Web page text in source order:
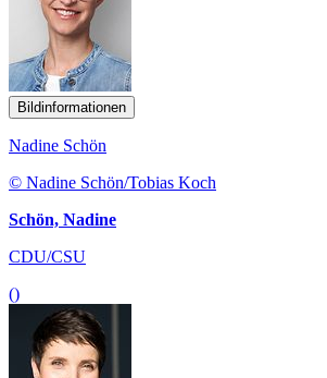
Bildinformationen
Nadine Schön
© Nadine Schön/Tobias Koch
Schön, Nadine
CDU/CSU
()